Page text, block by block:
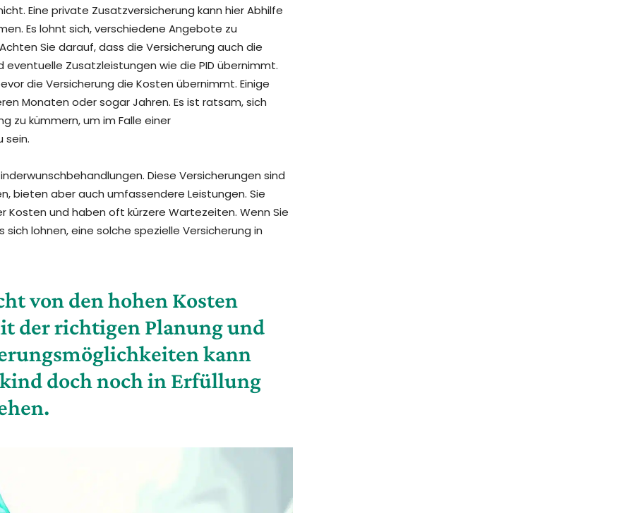
Eine private Zusatzversicherung kann hier Abhilfe
Es lohnt sich, verschiedene Angebote zu
Sie darauf, dass die Versicherung auch die
Zusatzleistungen wie die PID übernimmt.
die Versicherung die Kosten übernimmt. Einige
Monaten oder sogar Jahren. Es ist ratsam, sich
zu kümmern, um im Falle einer
sein.
Diese Versicherungen sind
bieten aber auch umfassendere Leistungen. Sie
Kosten und haben oft kürzere Wartezeiten. Wenn Sie
lohnen, eine solche spezielle Versicherung in
von den hohen Kosten
der richtigen Planung und
kann
doch noch in Erfüllung